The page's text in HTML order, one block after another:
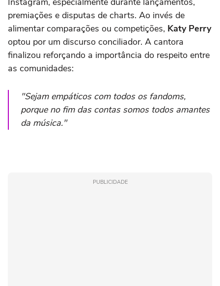
premiações e disputas de charts. Ao invés de
alimentar comparações ou competições, Katy Perry
optou por um discurso conciliador. A cantora
finalizou reforçando a importância do respeito entre
as comunidades:
"Sejam empáticos com todos os fandoms,
porque no fim das contas somos todos amantes
da música."
PUBLICIDADE